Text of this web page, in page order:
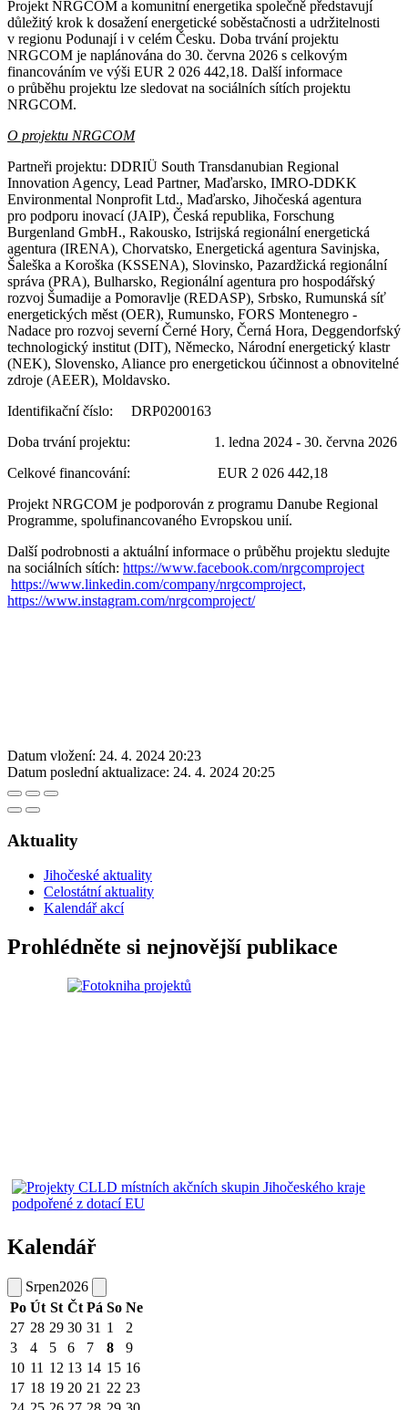
Projekt NRGCOM a komunitní energetika společně představují
důležitý krok k dosažení energetické soběstačnosti a udržitelnosti
v regionu Podunají i v celém Česku. Doba trvání projektu
NRGCOM je naplánována do 30. června 2026 s celkovým
financováním ve výši EUR 2 026 442,18. Další informace
o průběhu projektu lze sledovat na sociálních sítích projektu
NRGCOM.
O projektu NRGCOM
Partneři projektu: DDRIÜ South Transdanubian Regional
Innovation Agency, Lead Partner, Maďarsko, IMRO-DDKK
Environmental Nonprofit Ltd., Maďarsko, Jihočeská agentura
pro podporu inovací (JAIP), Česká republika, Forschung
Burgenland GmbH., Rakousko, Istrijská regionální energetická
agentura (IRENA), Chorvatsko, Energetická agentura Savinjska,
Šaleška a Koroška (KSSENA), Slovinsko, Pazardžická regionální
správa (PRA), Bulharsko, Regionální agentura pro hospodářský
rozvoj Šumadije a Pomoravlje (REDASP), Srbsko, Rumunská síť
energetických měst (OER), Rumunsko, FORS Montenegro -
Nadace pro rozvoj severní Černé Hory, Černá Hora, Deggendorfský
technologický institut (DIT), Německo, Národní energetický klastr
(NEK), Slovensko, Aliance pro energetickou účinnost a obnovitelné
zdroje (AEER), Moldavsko.
Identifikační číslo: DRP0200163
Doba trvání projektu: 1. ledna 2024 - 30. června 2026
Celkové financování: EUR 2 026 442,18
Projekt NRGCOM je podporován z programu Danube Regional
Programme, spolufinancovaného Evropskou unií.
Další podrobnosti a aktuální informace o průběhu projektu sledujte
na sociálních sítích: https://www.facebook.com/nrgcomproject
https://www.linkedin.com/company/nrgcomproject,
https://www.instagram.com/nrgcomproject/
Datum vložení: 24. 4. 2024 20:23
Datum poslední aktualizace: 24. 4. 2024 20:25
Aktuality
Jihočeské aktuality
Celostátní aktuality
Kalendář akcí
Prohlédněte si nejnovější publikace
Kalendář
Srpen2026
Po Út St Čt Pá So Ne
27 28 29 30 31 1
2
3
4 5 6 7 8
9
10 11 12 13 14 15 16
17 18 19 20 21 22 23